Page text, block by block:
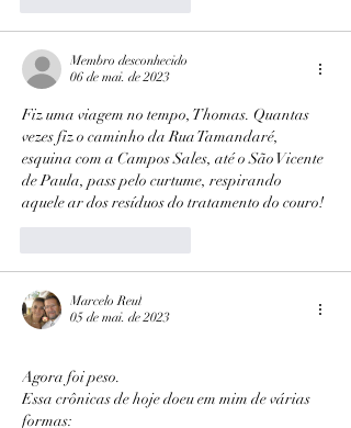
Membro desconhecido
06 de mai. de 2023
Fiz uma viagem no tempo, Thomas. Quantas
vezes fiz o caminho da Rua Tamandaré,
esquina com a Campos Sales, até o São Vicente
de Paula, pass pelo curtume, respirando
aquele ar dos resíduos do tratamento do couro!
Marcelo Reul
05 de mai. de 2023
Agora foi peso.
Essa crônicas de hoje doeu em mim de várias
formas: